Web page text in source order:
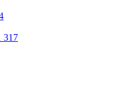
317